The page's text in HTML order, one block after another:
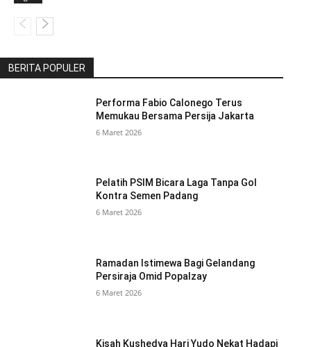
BERITA POPULER
Performa Fabio Calonego Terus
Memukau Bersama Persija Jakarta
6 Maret 2026
Pelatih PSIM Bicara Laga Tanpa Gol
Kontra Semen Padang
6 Maret 2026
Ramadan Istimewa Bagi Gelandang
Persiraja Omid Popalzay
6 Maret 2026
Kisah Kushedya Hari Yudo Nekat Hadapi